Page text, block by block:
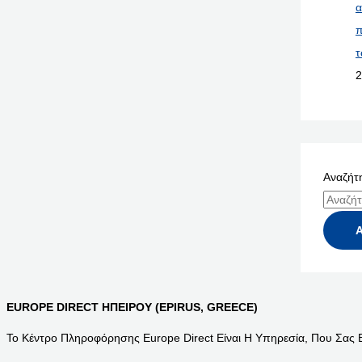
EUROPE DIRECT ΗΠΕΙΡΟΥ (EPIRUS, GREECE)
Το Κέντρο Πληροφόρησης Europe Direct Είναι Η Υπηρεσία, Που Σας